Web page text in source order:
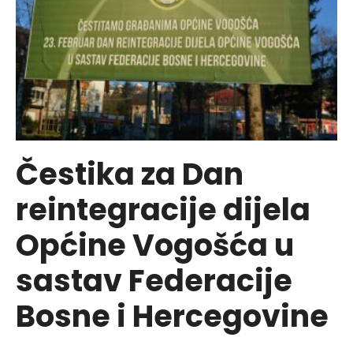
finansiranje
i
sufinansiranje
programa
održivosti
zaposlenosti,
razvoja
privrednih
društava
za
zapošljavanje
osoba
invaliditetom
i
zaštitnih
Čestika za Dan
reintegracije dijela
Općine Vogošća u
sastav Federacije
Bosne i Hercegovine